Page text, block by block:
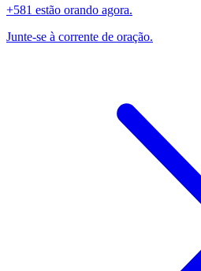
+581 estão orando agora.
Junte-se à corrente de oração.